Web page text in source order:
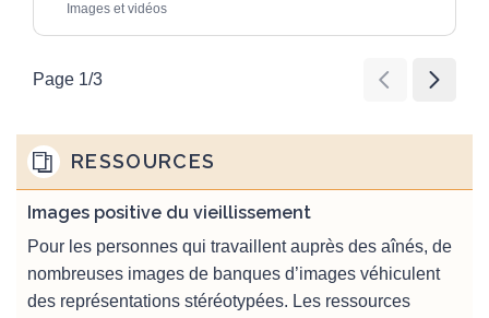
Images et vidéos
Page 1/3
RESSOURCES
Images positive du vieillissement
Pour les personnes qui travaillent auprès des aînés, de
nombreuses images de banques d’images véhiculent
des représentations stéréotypées. Les ressources